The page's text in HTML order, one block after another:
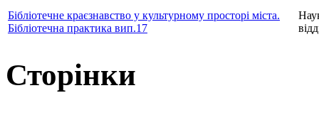
Бібліотечне краєзнавство у культурному просторі міста.
Бібліотечна практика вип.17
Сторінки